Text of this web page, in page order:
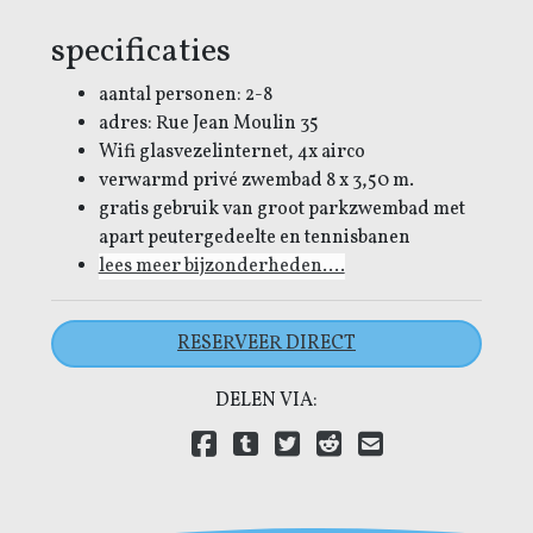
specificaties
aantal personen: 2-8
adres: Rue Jean Moulin 35
Wifi glasvezelinternet, 4x airco
verwarmd privé zwembad 8 x 3,50 m.
gratis gebruik van groot parkzwembad met
apart peutergedeelte en tennisbanen
lees meer bijzonderheden....
RESERVEER DIRECT
DELEN VIA:
Delen via LinkedIn
(open new window)
Delen via Facebook
(open new window)
Delen via Tumblr
(open new window)
Delen via Twitter
(open new window)
Delen via Reddit
(open new window)